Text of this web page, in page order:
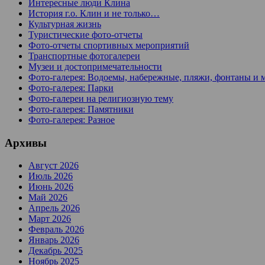
Интересные люди Клина
История г.о. Клин и не только…
Культурная жизнь
Туристические фото-отчеты
Фото-отчеты спортивных мероприятий
Транспортные фотогалереи
Музеи и достопримечательности
Фото-галерея: Водоемы, набережные, пляжи, фонтаны и
Фото-галерея: Парки
Фото-галереи на религиозную тему
Фото-галерея: Памятники
Фото-галерея: Разное
Архивы
Август 2026
Июль 2026
Июнь 2026
Май 2026
Апрель 2026
Март 2026
Февраль 2026
Январь 2026
Декабрь 2025
Ноябрь 2025